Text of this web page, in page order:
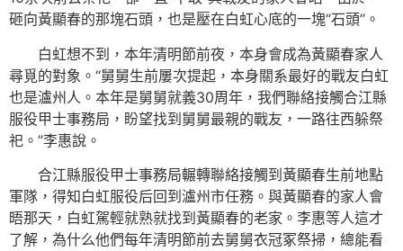
砸向黃顯春的那塊石頭，也是壓在白虹心底的一塊“石頭”。
白虹想不到，本年清明節前夜，本身會成為黃顯春家人
尋覓的對象。“舅舅生前屢次提起，本身關系最好的戰友白虹
也是瀘州人。本年是舅舅就義30周年，我們聯絡接觸合江縣
服役甲士事務局，盼望找到舅舅最親的戰友，一路往西躲祭
祀。”李惠說。
合江縣服役甲士事務局輾轉聯絡接觸到黃顯春生前地點
軍隊，得知白虹服役后回到瀘州市任務。與黃顯春的家人會
晤那天，白虹駕輕就熟就找到黃顯春的老家。李惠等人這才
了解，為什么他們每年清明節前去舅舅衣冠冢祭掃，總能看